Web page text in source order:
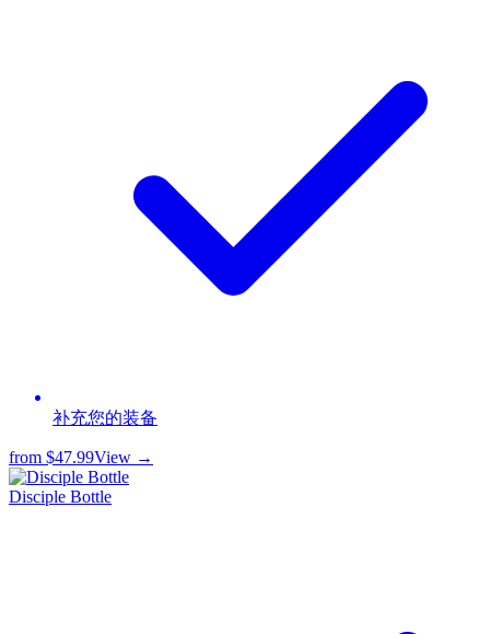
补充您的装备
from $47.99View →
Disciple Bottle